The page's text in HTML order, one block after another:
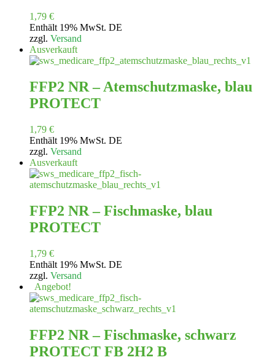
1,79 €
Enthält 19% MwSt. DE
zzgl. Versand
Ausverkauft
FFP2 NR – Atemschutzmaske, blau
PROTECT
1,79 €
Enthält 19% MwSt. DE
zzgl. Versand
Ausverkauft
FFP2 NR – Fischmaske, blau
PROTECT
1,79 €
Enthält 19% MwSt. DE
zzgl. Versand
Angebot!
FFP2 NR – Fischmaske, schwarz
PROTECT FB 2H2 B